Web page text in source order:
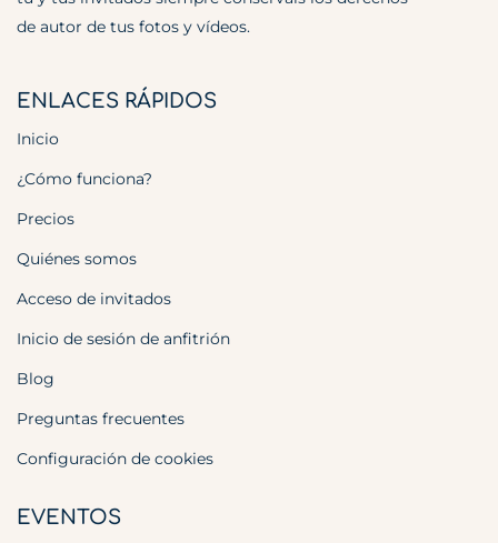
de autor de tus fotos y vídeos.
ENLACES RÁPIDOS
Inicio
¿Cómo funciona?
Precios
Quiénes somos
Acceso de invitados
Inicio de sesión de anfitrión
Blog
Preguntas frecuentes
Configuración de cookies
EVENTOS